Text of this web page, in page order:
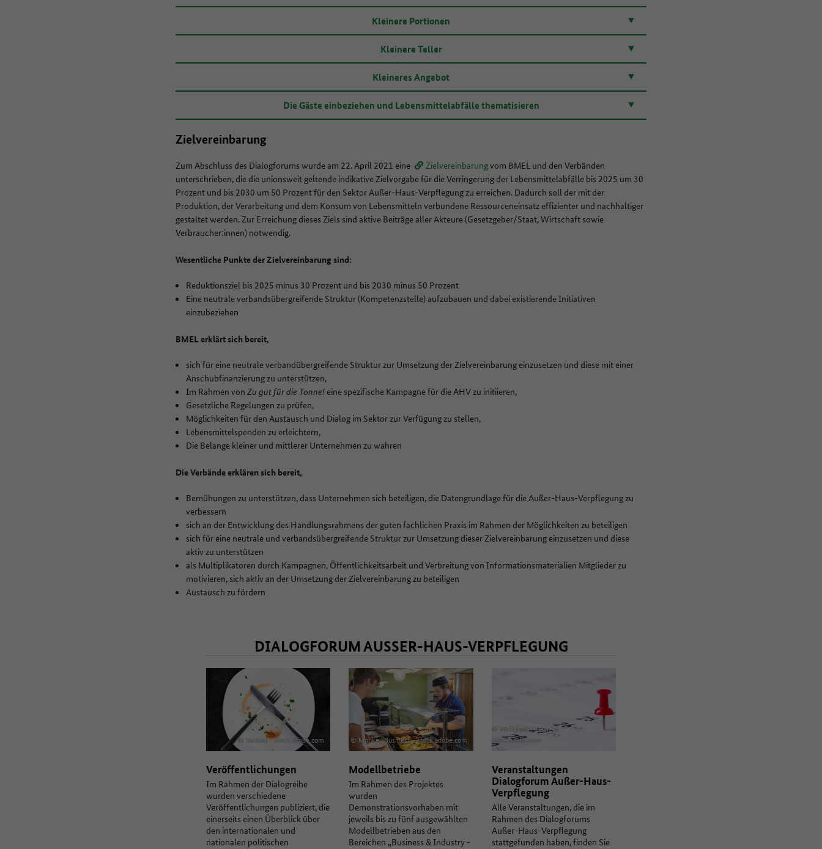
Kleinere Portionen
Kleinere Teller
Kleineres Angebot
Die Gäste einbeziehen und Lebensmittelabfälle thematisieren
Zielvereinbarung
Zum Abschluss des Dialogforums wurde am 22. April 2021 eine Zielvereinbarungvom BMEL und den Verbänden
unterschrieben, die die unionsweit geltende indikative Zielvorgabe für die Verringerung der Lebensmittelabfälle bis 2025 um 30
Prozent und bis 2030 um 50 Prozent für den Sektor Außer-Haus-Verpflegung zu erreichen. Dadurch soll der mit der
Produktion, der Verarbeitung und dem Konsum von Lebensmitteln verbundene Ressourceneinsatz effizienter und nachhaltiger
gestaltet werden. Zur Erreichung dieses Ziels sind aktive Beiträge aller Akteure (Gesetzgeber/Staat, Wirtschaft sowie
Verbraucher:innen) notwendig.
Wesentliche Punkte der Zielvereinbarung sind:
Reduktionsziel bis 2025 minus 30 Prozent und bis 2030 minus 50 Prozent
Eine neutrale verbandsübergreifende Struktur (Kompetenzstelle) aufzubauen und dabei existierende Initiativen
einzubeziehen
BMEL erklärt sich bereit,
sich für eine neutrale verbandübergreifende Struktur zur Umsetzung der Zielvereinbarung einzusetzen und diese mit einer
Anschubfinanzierung zu unterstützen,
Im Rahmen von Zu gut für die Tonne! eine spezifische Kampagne für die AHV zu initiieren,
Gesetzliche Regelungen zu prüfen,
Möglichkeiten für den Austausch und Dialog im Sektor zur Verfügung zu stellen,
Lebensmittelspenden zu erleichtern,
Die Belange kleiner und mittlerer Unternehmen zu wahren
Die Verbände erklären sich bereit,
Bemühungen zu unterstützen, dass Unternehmen sich beteiligen, die Datengrundlage für die Außer-Haus-Verpflegung zu
verbessern
sich an der Entwicklung des Handlungsrahmens der guten fachlichen Praxis im Rahmen der Möglichkeiten zu beteiligen
sich für eine neutrale und verbandsübergreifende Struktur zur Umsetzung dieser Zielvereinbarung einzusetzen und diese
aktiv zu unterstützen
als Multiplikatoren durch Kampagnen, Öffentlichkeitsarbeit und Verbreitung von Informationsmaterialien Mitglieder zu
motivieren, sich aktiv an der Umsetzung der Zielvereinbarung zu beteiligen
Austausch zu fördern
DIALOGFORUM AUSSER-HAUS-VERPFLEGUNG
© Vankad - stock.adobe.com
Veröffentlichungen
Im Rahmen der Dialogreihe
wurden verschiedene
Veröffentlichungen publiziert, die
einerseits einen Überblick über
den internationalen und
nationalen politischen
© Monkey Business - stock.adobe.com
Modellbetriebe
Im Rahmen des Projektes
wurden
Demonstrationsvorhaben mit
jeweils bis zu fünf ausgewählten
Modellbetrieben aus den
Bereichen „Business & Industry -
© Wellnhofer Designs -
stock.adobe.com
Veranstaltungen
Dialogforum Außer-Haus-
Verpflegung
Alle Veranstaltungen, die im
Rahmen des Dialogforums
Außer-Haus-Verpflegung
stattgefunden haben, finden Sie